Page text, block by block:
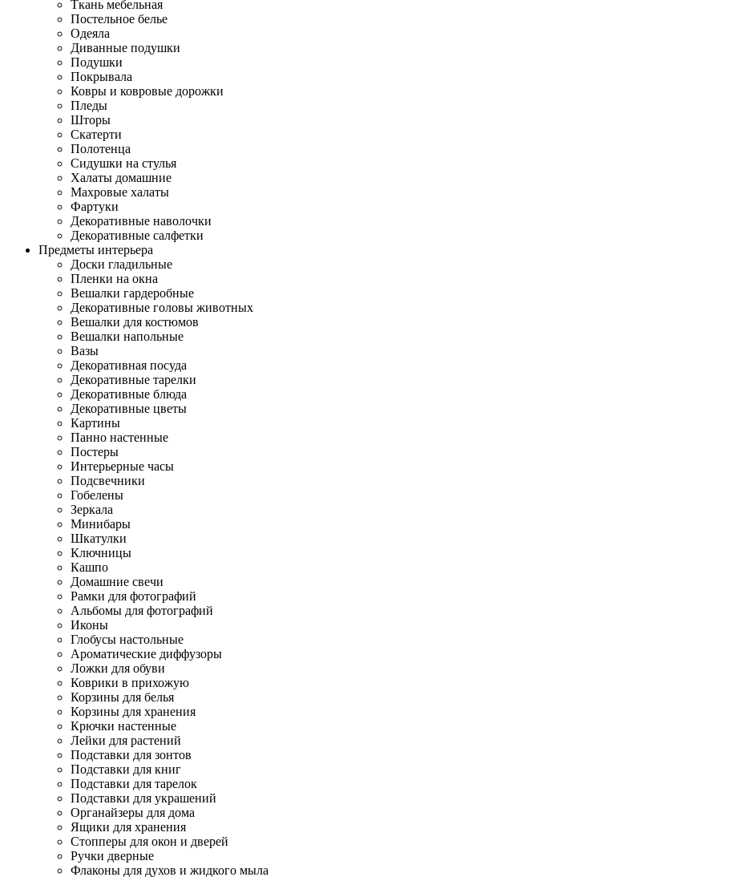
Ткань мебельная
Постельное белье
Одеяла
Диванные подушки
Подушки
Покрывала
Ковры и ковровые дорожки
Пледы
Шторы
Скатерти
Полотенца
Сидушки на стулья
Халаты домашние
Махровые халаты
Фартуки
Декоративные наволочки
Декоративные салфетки
Предметы интерьера
Доски гладильные
Пленки на окна
Вешалки гардеробные
Декоративные головы животных
Вешалки для костюмов
Вешалки напольные
Вазы
Декоративная посуда
Декоративные тарелки
Декоративные блюда
Декоративные цветы
Картины
Панно настенные
Постеры
Интерьерные часы
Подсвечники
Гобелены
Зеркала
Минибары
Шкатулки
Ключницы
Кашпо
Домашние свечи
Рамки для фотографий
Альбомы для фотографий
Иконы
Глобусы настольные
Ароматические диффузоры
Ложки для обуви
Коврики в прихожую
Корзины для белья
Корзины для хранения
Крючки настенные
Лейки для растений
Подставки для зонтов
Подставки для книг
Подставки для тарелок
Подставки для украшений
Органайзеры для дома
Ящики для хранения
Стопперы для окон и дверей
Ручки дверные
Флаконы для духов и жидкого мыла